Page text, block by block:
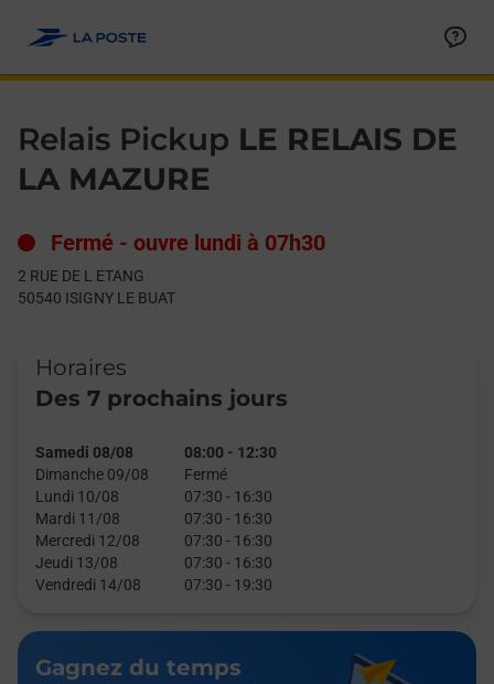
Relais Pickup LE RELAIS DE
LA MAZURE
Fermé - ouvre lundi à 07h30
2 RUE DE L ETANG
50540 ISIGNY LE BUAT
Horaires
Des 7 prochains jours
Samedi 08/08 08:00 - 12:30
Dimanche 09/08
Fermé
Lundi 10/08
07:30 - 16:30
Mardi 11/08
07:30 - 16:30
Mercredi 12/08
07:30 - 16:30
Jeudi 13/08
07:30 - 16:30
Vendredi 14/08
07:30 - 19:30
Gagnez du temps